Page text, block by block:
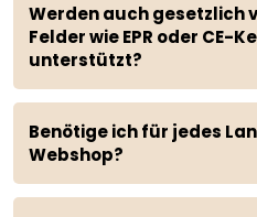
Werden auch gesetzlich
Felder wie EPR oder CE-
unterstützt?
Benötige ich für jedes
Webshop?